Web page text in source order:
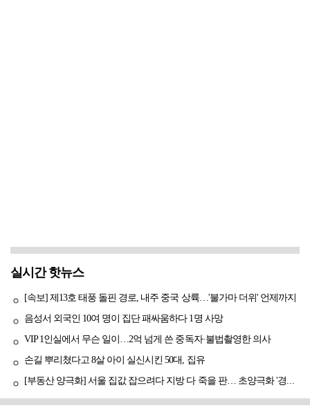
실시간 핫뉴스
[속보] 제13호 태풍 돌핀 경로, 내주 중국 상륙…'불가마 더위' 언제까지
음성서 외국인 10여 명이 집단 패싸움하다 1명 사망
VIP 1인실에서 무슨 일이…2억 넘게 쓴 중독자·불법촬영한 의사
손길 뿌리쳤다고 8살 아이 실신시킨 50대, 집유
[부동산 양극화] 서울 집값 잡으려다 지방 다 죽을 판… 초양극화 '경고등'